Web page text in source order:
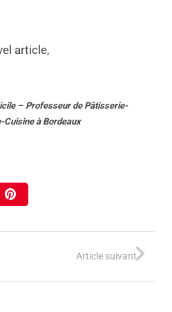
article,
– Professeur de Pâtisserie-
Cuisine à Bordeaux
Article suivant